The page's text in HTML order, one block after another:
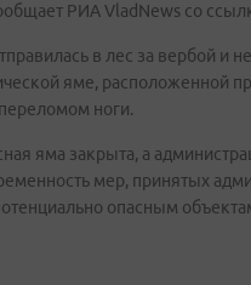
РИА VladNews со
в лес за вербой и
яме, расположенной
ноги.
яма закрыта, а
мер, принятых
опасным